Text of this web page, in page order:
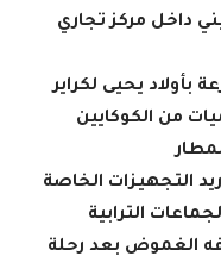
داخل مركز تجاري
بأولاد يحيى لكراير
من الكوكايين
التجهيزات الخاصة
الترابية
الغموض بعد رحلة